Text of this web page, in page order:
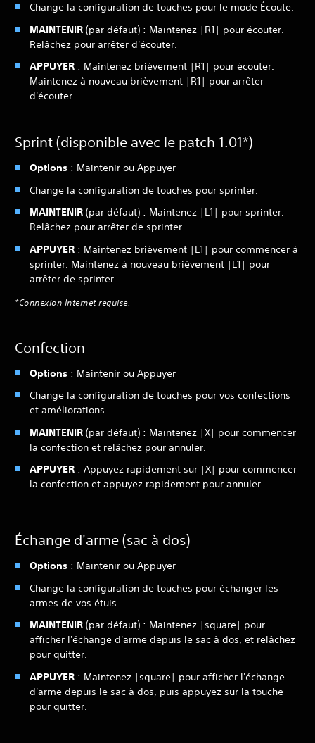
Change la configuration de touches pour le mode Écoute.
MAINTENIR (par défaut) : Maintenez |R1| pour écouter.
Relâchez pour arrêter d'écouter.
APPUYER : Maintenez brièvement |R1| pour écouter.
Maintenez à nouveau brièvement |R1| pour arrêter
d'écouter.
Sprint (disponible avec le patch 1.01*)
Options : Maintenir ou Appuyer
Change la configuration de touches pour sprinter.
MAINTENIR (par défaut) : Maintenez |L1| pour sprinter.
Relâchez pour arrêter de sprinter.
APPUYER : Maintenez brièvement |L1| pour commencer à
sprinter. Maintenez à nouveau brièvement |L1| pour
arrêter de sprinter.
*Connexion Internet requise.
Confection
Options : Maintenir ou Appuyer
Change la configuration de touches pour vos confections
et améliorations.
MAINTENIR (par défaut) : Maintenez |X| pour commencer
la confection et relâchez pour annuler.
APPUYER : Appuyez rapidement sur |X| pour commencer
la confection et appuyez rapidement pour annuler.
Échange d'arme (sac à dos)
Options : Maintenir ou Appuyer
Change la configuration de touches pour échanger les
armes de vos étuis.
MAINTENIR (par défaut) : Maintenez |square| pour
afficher l'échange d'arme depuis le sac à dos, et relâchez
pour quitter.
APPUYER : Maintenez |square| pour afficher l'échange
d'arme depuis le sac à dos, puis appuyez sur la touche
pour quitter.